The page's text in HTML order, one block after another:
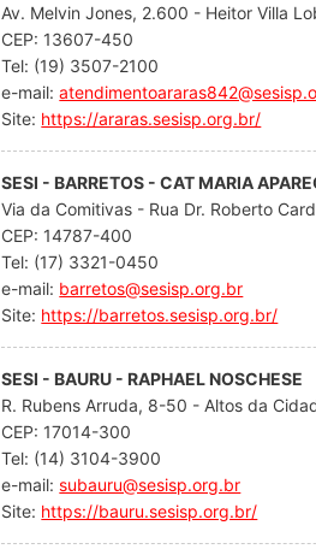
Av. Melvin Jones, 2.600 - Heitor Villa
CEP: 13607-450
Tel: (19) 3507-2100
e-mail:
Site: https://araras.sesisp.org.br/
SESI - BARRETOS - CAT MARIA
Via da Comitivas - Rua Dr. Roberto
CEP: 14787-400
Tel: (17) 3321-0450
e-mail: barretos@sesisp.org.br
Site: https://barretos.sesisp.org.br/
SESI - BAURU - RAPHAEL NOSCHESE
R. Rubens Arruda, 8-50 - Altos da
CEP: 17014-300
Tel: (14) 3104-3900
e-mail:subauru@sesisp.org.br
Site: https://bauru.sesisp.org.br/